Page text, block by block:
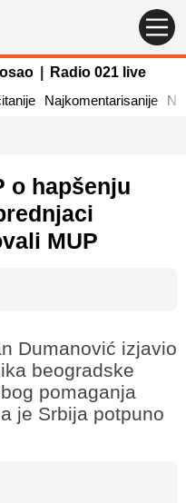
Radio 021 live
Najkomentarisanije
o hapšenju
MUP
Dumanović izjavio
beogradske
pomaganja
je Srbija potpuno